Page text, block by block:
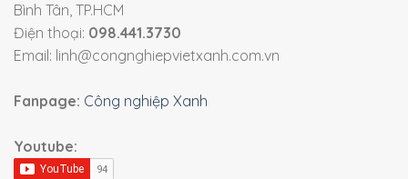
Bình Tân, TP.HCM
Điện thoại: 098.441.3730
Email: linh@congnghiepvietxanh.com.vn
Fanpage: Công nghiệp Xanh
Youtube: